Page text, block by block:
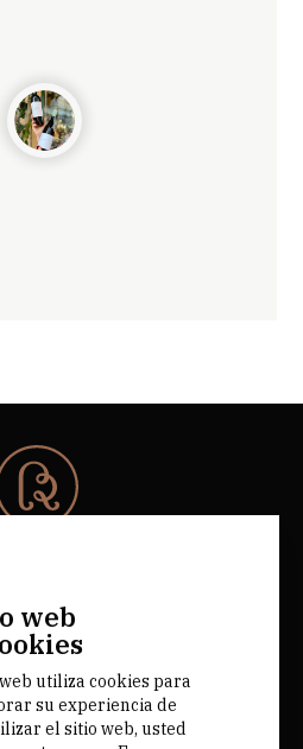
web
utiliza cookies para
su experiencia de
el sitio web, usted
reservados.
684/2019.
M&ADigital